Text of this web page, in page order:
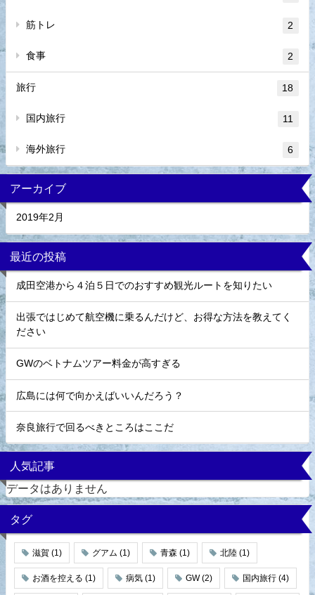
筋トレ 2
食事 2
旅行 18
国内旅行 11
海外旅行 6
アーカイブ
2019年2月
最近の投稿
成田空港から４泊５日でのおすすめ観光ルートを知りたい
出張ではじめて航空機に乗るんだけど、お得な方法を教えてく
ださい
GWのベトナムツアー料金が高すぎる
広島には何で向かえばいいんだろう？
奈良旅行で回るべきところはここだ
人気記事
データはありません
タグ
滋賀 (1) グアム (1) 青森 (1) 北陸 (1)
お酒を控える (1) 病気 (1) GW(2) 国内旅行 (4)